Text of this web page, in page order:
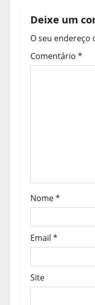
g
a
ç
r
t
i
g
o
s
Deixe um
O seu endereço
Comentário *
Nome*
Email *
Site